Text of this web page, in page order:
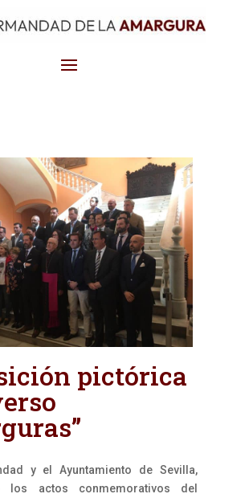
pictórica
y el Ayuntamiento de Sevilla,
los actos conmemorativos del